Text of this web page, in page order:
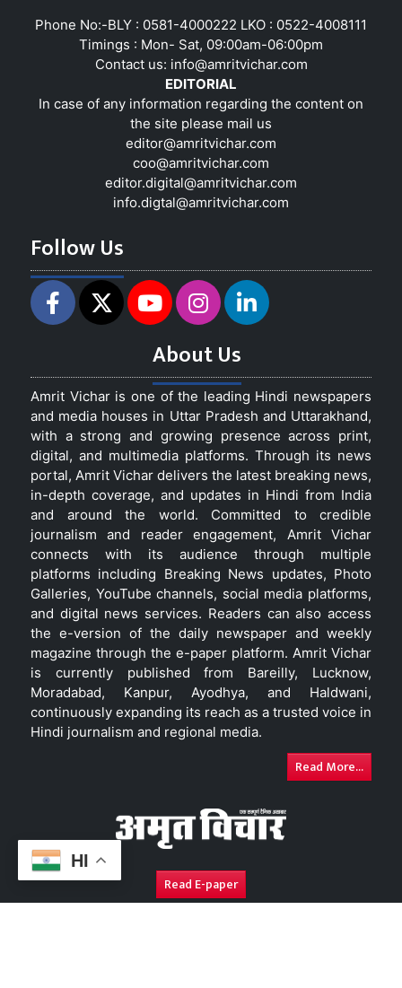
HI
Phone No:-BLY : 0581-4000222 LKO : 0522-4008111
Timings : Mon- Sat, 09:00am-06:00pm
Contact us: info@amritvichar.com
EDITORIAL
In case of any information regarding the content on
the site please mail us
editor@amritvichar.com
coo@amritvichar.com
editor.digital@amritvichar.com
info.digtal@amritvichar.com
Follow Us
About Us
Amrit Vichar is one of the leading Hindi newspapers
and media houses in Uttar Pradesh and Uttarakhand,
with a strong and growing presence across print,
digital, and multimedia platforms. Through its news
portal, Amrit Vichar delivers the latest breaking news,
in-depth coverage, and updates in Hindi from India
and around the world. Committed to credible
journalism and reader engagement, Amrit Vichar
connects with its audience through multiple
platforms including Breaking News updates, Photo
Galleries, YouTube channels, social media platforms,
and digital news services. Readers can also access
the e-version of the daily newspaper and weekly
magazine through the e-paper platform. Amrit Vichar
is currently published from Bareilly, Lucknow,
Moradabad, Kanpur, Ayodhya, and Haldwani,
continuously expanding its reach as a trusted voice in
Hindi journalism and regional media.
Read More...
Read E-paper